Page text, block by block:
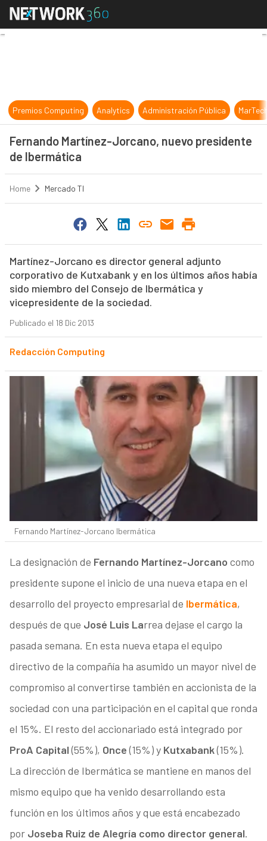
Fernando Martínez-Jorcano,
Premios Computing Analytics Administración Pública
Fernando Martínez-Jorcano, nuevo presidente
de Ibermática
Home Mercado TI
Martínez-Jorcano es director general adjunto
corporativo de Kutxabank y en los últimos años había
sido miembro del Consejo de Ibermática y
vicepresidente de la sociedad.
Publicado el 18 Dic 2013
Redacción Computing
Fernando Martínez-Jorcano Ibermática
La designación de Fernando Martínez-Jorcano como
presidente supone el inicio de una nueva etapa en el
desarrollo del proyecto empresarial de Ibermática,
después de que José Luis Larrea dejase el cargo la
pasada semana. En esta nueva etapa el equipo
directivo de la compañía ha asumido un mayor nivel de
compromiso al convertirse también en accionista de la
sociedad con una participación en el capital que ronda
el 15%. El resto del accionariado está integrado por
ProA Capital(55%), Once(15%) y Kutxabank(15%).
La dirección de Ibermática se mantiene en manos del
mismo equipo que ha venido desarrollando esta
función en los últimos años y que está encabezado
por Joseba Ruiz de Alegría como director general.